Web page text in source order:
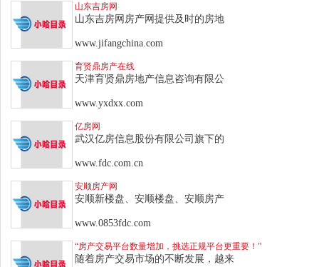
山东吉房网
山东吉房网房产网提供及时的房地
www.jifangchina.com
育贤鼎房产在线
天津育贤鼎房地产信息咨询有限公
www.yxdxx.com
亿房网
武汉亿房信息股份有限公司旗下的
www.fdc.com.cn
安顺房产网
安顺新楼盘、安顺楼盘、安顺房产
www.0853fdc.com
“房产交易平台数量增加，挑选正规平台更重要！”
随着房产交易市场的不断发展，越来